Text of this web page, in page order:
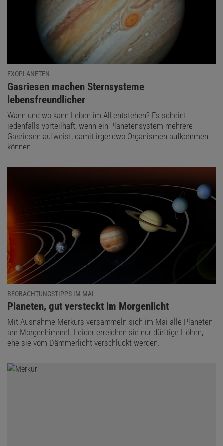
EXOPLANETEN
:
Gasriesen machen Sternsysteme
lebensfreundlicher
Wann und wo kann Leben im All entstehen? Es scheint
jedenfalls vorteilhaft, wenn ein Planetensystem mehrere
Gasriesen aufweist, damit irgendwo Organismen aufkommen
können.
BEOBACHTUNGSTIPPS IM MAI
:
Planeten, gut versteckt im Morgenlicht
Mit Ausnahme Merkurs versammeln sich im Mai alle Planeten
am Morgenhimmel. Leider erreichen sie nur dürftige Höhen,
ehe sie vom Dämmerlicht verschluckt werden.